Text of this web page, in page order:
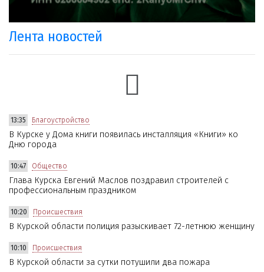
Лента новостей
13:35 Благоустройство
В Курске у Дома книги появилась инсталляция «Книги» ко
Дню города
10:47 Общество
Глава Курска Евгений Маслов поздравил строителей с
профессиональным праздником
10:20 Происшествия
В Курской области полиция разыскивает 72-летнюю женщину
10:10 Происшествия
В Курской области за сутки потушили два пожара